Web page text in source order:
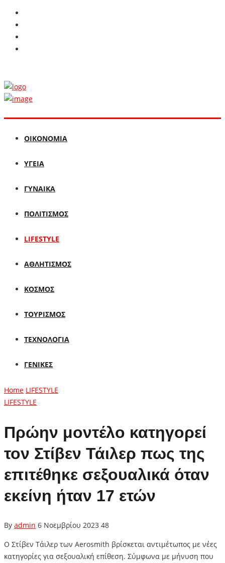
ΟΙΚΟΝΟΜΙΑ
ΥΓΕΙΑ
ΓΥΝΑΙΚΑ
ΠΟΛΙΤΙΣΜΟΣ
LIFESTYLE
ΑΘΛΗΤΙΣΜΟΣ
ΚΟΣΜΟΣ
ΤΟΥΡΙΣΜΟΣ
ΤΕΧΝΟΛΟΓΙΑ
ΓΕΝΙΚΕΣ
Home LIFESTYLE
LIFESTYLE
Πρώην μοντέλο κατηγορεί
τον Στίβεν Τάιλερ πως της
επιτέθηκε σεξουαλικά όταν
εκείνη ήταν 17 ετών
By admin 6 Νοεμβρίου 2023 48
Ο Στίβεν Τάιλερ των Aerosmith βρίσκεται αντιμέτωπος με νέες
κατηγορίες για σεξουαλική επίθεση. Σύμφωνα με μήνυση που